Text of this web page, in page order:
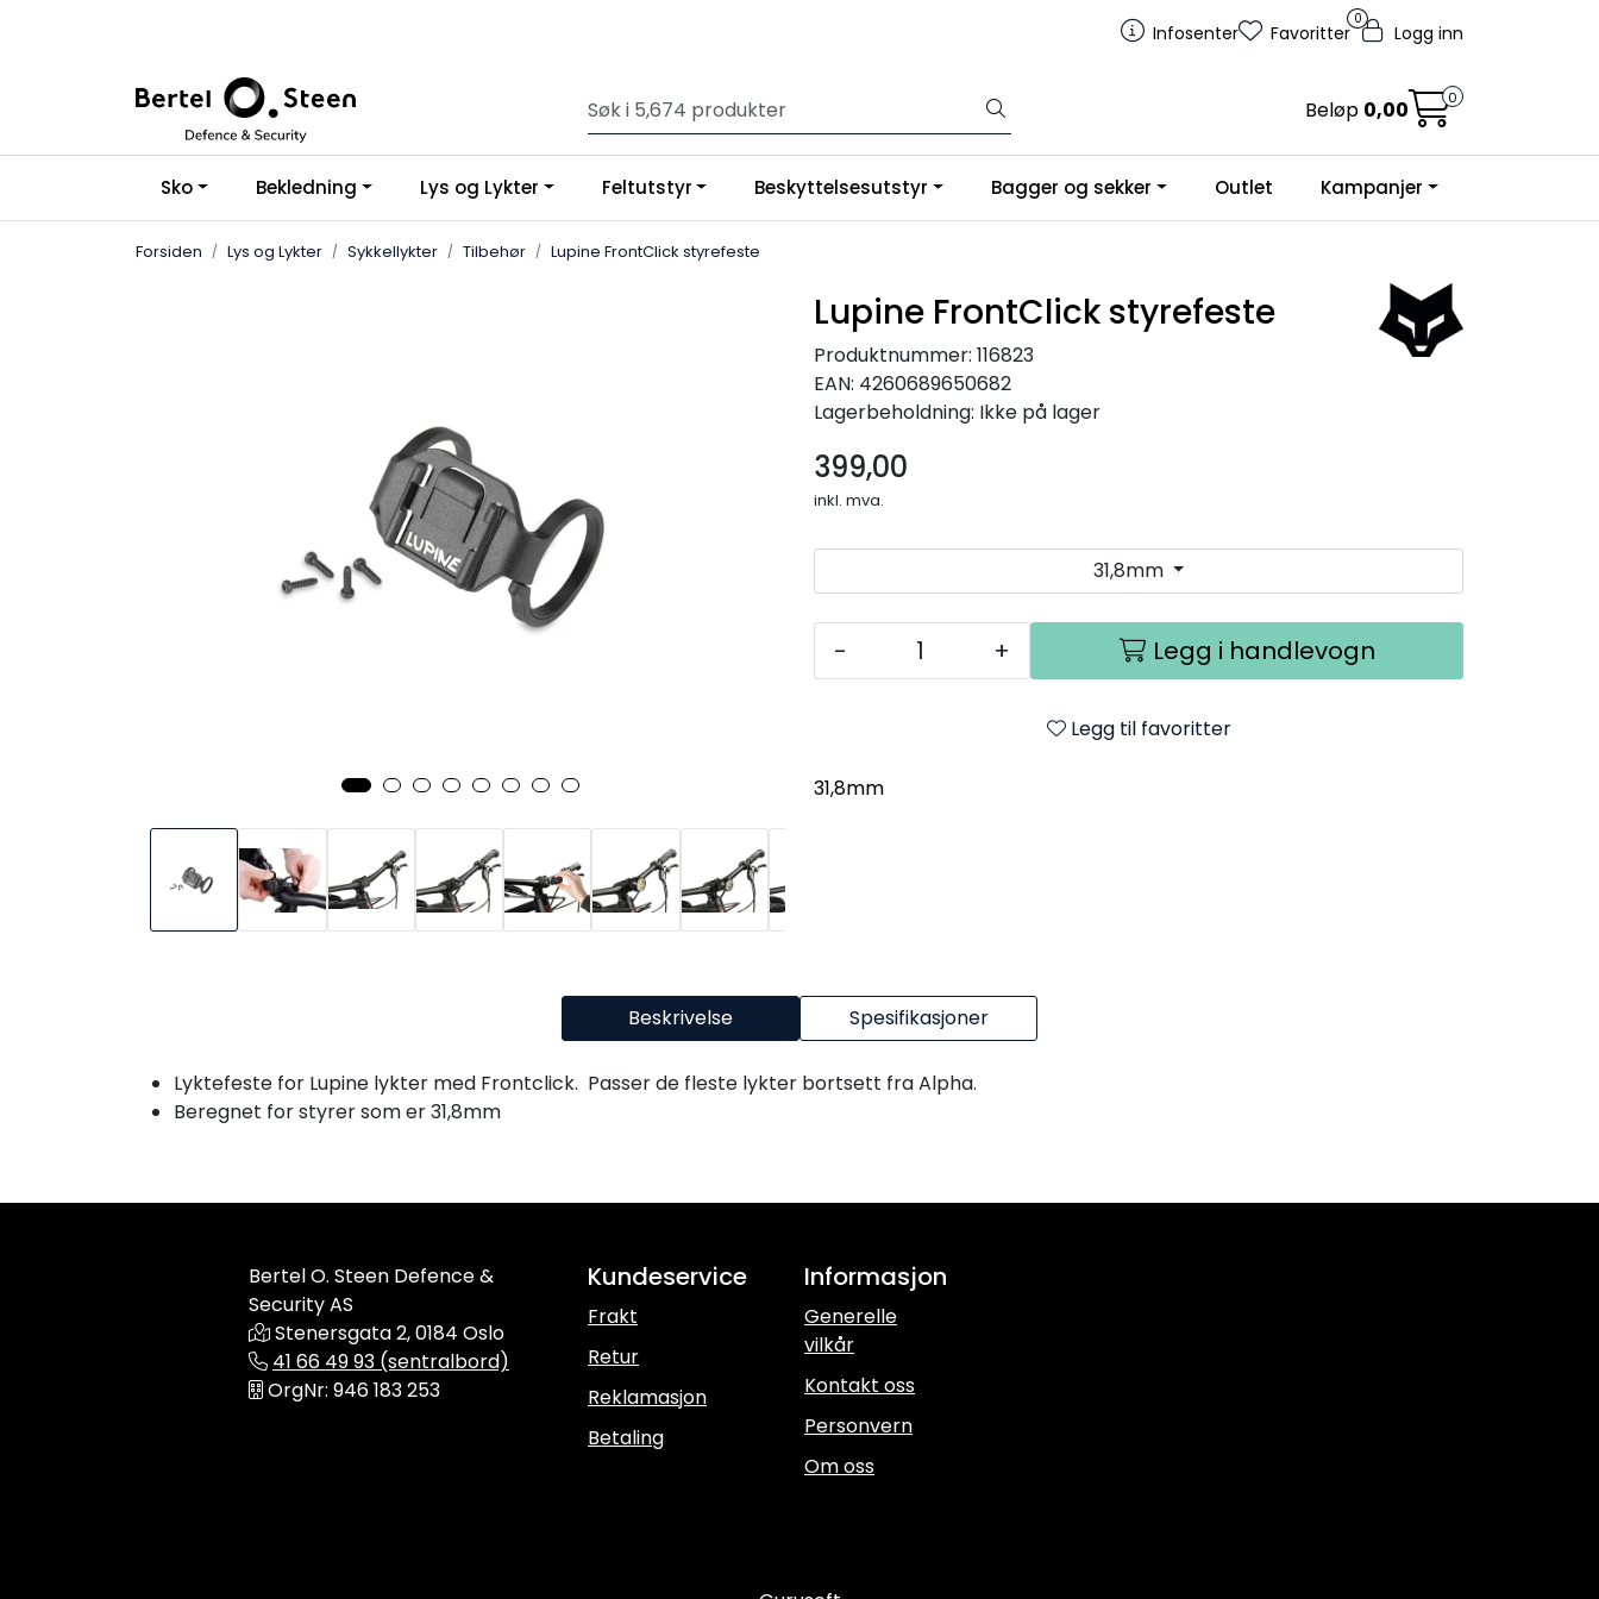
Infosenter
0
Favoritter Logg inn
Beløp 0,00 0
Sko Bekledning Lys og Lykter Feltutstyr Beskyttelsesutstyr Bagger og sekker Outlet Kampanjer
Forsiden Lys og Lykter Sykkellykter Tilbehør Lupine FrontClick styrefeste
Lupine FrontClick styrefeste
Produktnummer: 116823
EAN: 4260689650682
Lagerbeholdning: Ikke på lager
399,00
inkl. mva.
31,8mm
- + Legg i handlevogn
Legg til favoritter
31,8mm
Beskrivelse Spesifikasjoner
Lyktefeste for Lupine lykter med Frontclick. Passer de fleste lykter bortsett fra Alpha.
Beregnet for styrer som er 31,8mm
Bertel O. Steen Defence &
Security AS
Stenersgata 2, 0184 Oslo
41 66 49 93 (sentralbord)
OrgNr: 946 183 253
Kundeservice
Frakt
Retur
Reklamasjon
Betaling
Informasjon
Generelle
vilkår
Kontakt oss
Personvern
Om oss